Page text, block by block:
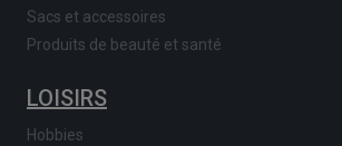
Sacs et accessoires
Produits de beauté et santé
LOISIRS
Hobbies